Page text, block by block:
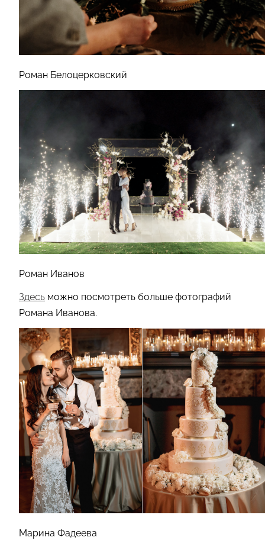
Роман Белоцерковский
Роман Иванов
Здесь можно посмотреть больше фотографий
Романа Иванова.
Марина Фадеева